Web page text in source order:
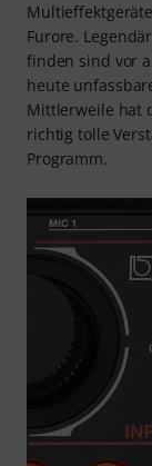
Furore.
finden sind vor
heute
Mittlerweile hat
richtig tolle
Programm.